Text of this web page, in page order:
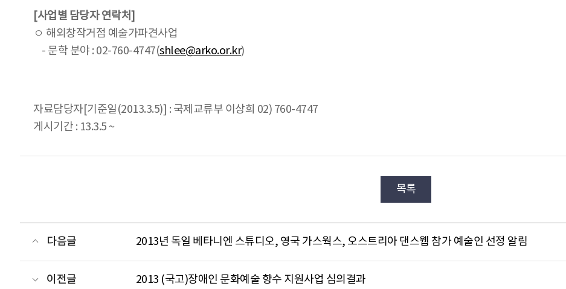
[사업별 담당자 연락처]
ㅇ 해외창작거점 예술가파견사업
- 문학 분야 : 02-760-4747(shlee@arko.or.kr)
자료담당자[기준일(2013.3.5)] : 국제교류부 이상희 02) 760-4747
게시기간 : 13.3.5 ~
목록
다음글 2013년 독일 베타니엔 스튜디오, 영국 가스웍스, 오스트리아 댄스웹 참가 예술인 선정 알림
이전글 2013 (국고)장애인 문화예술 향수 지원사업 심의결과